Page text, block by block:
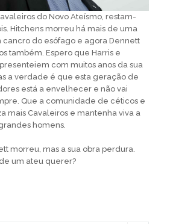
do Novo Ateísmo, restam-
Hitchens morreu há mais de uma
do esófago e agora Dennett
também. Espero que Harris e
com muitos anos da sua
a verdade é que esta geração de
está a envelhecer e não vai
Que a comunidade de céticos e
mais Cavaleiros e mantenha viva a
homens.
morreu, mas a sua obra perdura.
um ateu querer?